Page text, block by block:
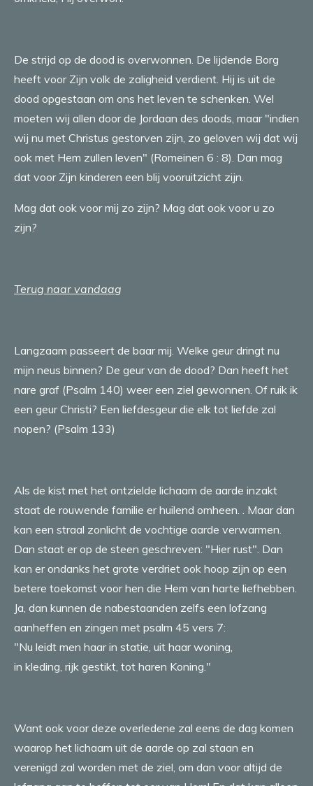
De strijd op de dood is overwonnen. De lijdende Borg
heeft voor Zijn volk de zaligheid verdient. Hij is uit de
dood opgestaan om ons het leven te schenken. Wel
moeten wij allen door de Jordaan des doods, maar "indien
wij nu met Christus gestorven zijn, zo geloven wij dat wij
ook met Hem zullen leven" (Romeinen 6 : 8). Dan mag
dat voor Zijn kinderen een blij vooruitzicht zijn.
Mag dat ook voor mij zo zijn? Mag dat ook voor u zo
zijn?
Terug naar vandaag
Langzaam passeert de baar mij. Welke geur dringt nu
mijn neus binnen? De geur van de dood? Dan heeft het
nare graf (Psalm 140) weer een ziel gewonnen. Of ruik ik
een geur Christi? Een liefdesgeur die elk tot liefde zal
nopen? (Psalm 133)
Als de kist met het ontzielde lichaam de aarde inzakt
staat de rouwende familie er huilend omheen. . Maar dan
kan een straal zonlicht de vochtige aarde verwarmen.
Dan staat er op de steen geschreven: "Hier rust". Dan
kan er ondanks het grote verdriet ook hoop zijn op een
betere toekomst voor hen die Hem van harte liefhebben.
Ja, dan kunnen de nabestaanden zelfs een lofzang
aanheffen en zingen met psalm 45 vers 7:
"Nu leidt men haar in statie, uit haar woning,
in kleding, rijk gestikt, tot haren Koning."
Want ook voor deze overledene zal eens de dag komen
waarop het lichaam uit de aarde op zal staan en
verenigd zal worden met de ziel, om dan voor altijd de